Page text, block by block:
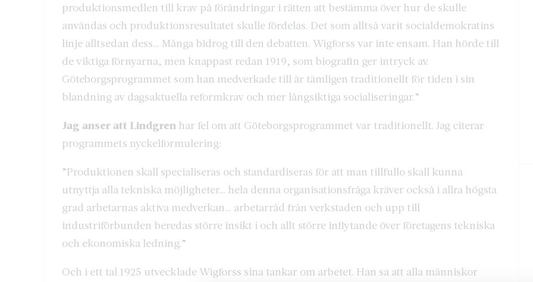
produktionsmedlen till krav på förändringar i rätten att bestämma över hur de skulle
användas och produktionsresultatet skulle fördelas. Det som alltså varit socialdemokratins
linje alltsedan dess… Många bidrog till den debatten. Wigforss var inte ensam. Han hörde till
de viktiga förnyarna, men knappast redan 1919, som biografin ger intryck av.
Göteborgsprogrammet som han medverkade till är tämligen traditionellt för tiden i sin
blandning av dagsaktuella reformkrav och mer långsiktiga socialiseringar.”
Jag anser att Lindgren har fel om att Göteborgsprogrammet var traditionellt. Jag citerar
programmets nyckelformulering:
”Produktionen skall specialiseras och standardiseras för att man tillfullo skall kunna
utnyttja alla tekniska möjligheter… hela denna organisationsfråga kräver också i allra högsta
grad arbetarnas aktiva medverkan… arbetarråd från verkstaden och upp till
industriförbunden beredas större insikt i och allt större inflytande över företagens tekniska
och ekonomiska ledning.”
Och i ett tal 1925 utvecklade Wigforss sina tankar om arbetet. Han sa att alla människor